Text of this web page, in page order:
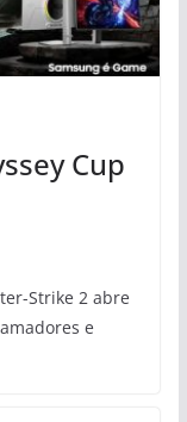
Cup
Strike 2 abre
e